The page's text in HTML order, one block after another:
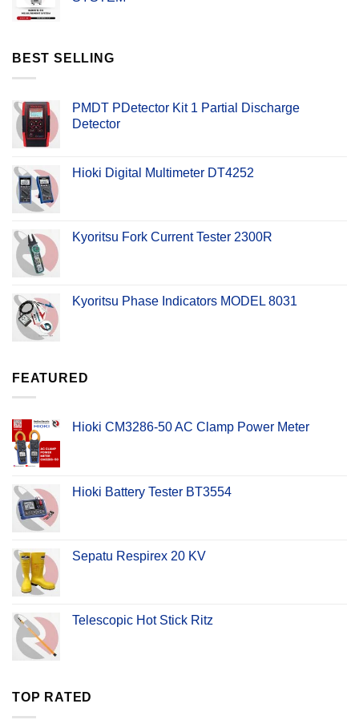
BEST SELLING
PMDT PDetector Kit 1 Partial Discharge
Detector
Hioki Digital Multimeter DT4252
Kyoritsu Fork Current Tester 2300R
Kyoritsu Phase Indicators MODEL 8031
FEATURED
Hioki CM3286-50 AC Clamp Power Meter
Hioki Battery Tester BT3554
Sepatu Respirex 20 KV
Telescopic Hot Stick Ritz
TOP RATED